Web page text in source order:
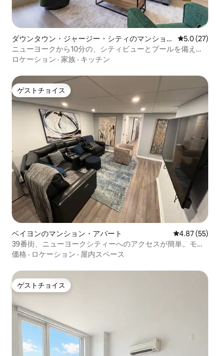
ダウンタウン・ジャージー・シティのマンショ
ン・アパート
レビュー27
5.0 (27)
ニューヨークから10分の、シティビューとプールを備えた
おしゃれなロフト
ロケーション · 家族 · キッチン
ゲストチョイス
ゲストチョイス
ベイヨンのマンション・アパート レビュー55
4.87 (55)
39番街、ニューヨークシティーへのアクセスが簡単。モダ
ンで家具付き。長期滞在可。
価格 · ロケーション · 屋内スペース
ゲストチョイス
ゲストチョイス